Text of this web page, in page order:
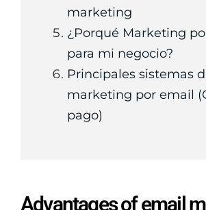
marketing
¿Porqué Marketing
para mi negocio?
Principales sistemas
marketing por email
pago)
Advantages of email